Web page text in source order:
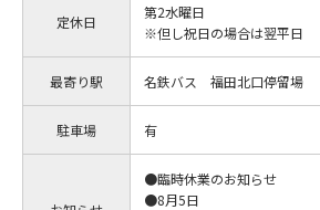
定休日
第2水曜日
※但し祝日の場合は翌平日
最寄り駅 名鉄バス 福田北口停留場
駐車場 有
●臨時休業のお知らせ
●8月5日